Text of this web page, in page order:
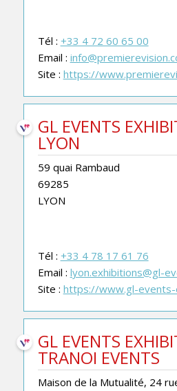
Tél : +33 4 72 60 65 00
Email :
Site : https://
GL EVENTS
LYON
59 quai Rambaud
69285
LYON
Tél : +33 4 78 17 61 76
Email : lyon.exhibitions@gl-
Site : https://www.gl-events-
GL EVENTS
TRANOI EVENTS
Maison de la Mutualité, 24